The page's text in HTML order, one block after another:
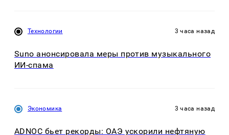
Технологии 3 часа назад
Suno анонсировала меры против музыкального
ИИ-спама
Экономика 3 часа назад
ADNOC бьет рекорды: ОАЭ ускорили нефтяную